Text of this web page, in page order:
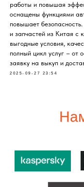
работы и повышая
оснащены функциями
повышает
и запчастей из Китая с
выгодные условия,
полный цикл услуг – от
заявку на выкуп и
2025-09-27 23:54